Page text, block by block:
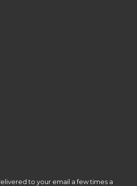
to your email a few times a